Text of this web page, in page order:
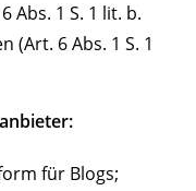
Abs. 1 S. 1 lit. b.
(Art. 6 Abs. 1 S. 1
für Blogs;